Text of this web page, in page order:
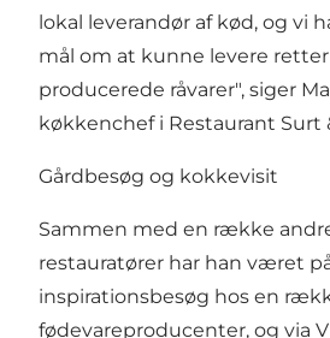
lokal leverandør af kød, og vi
mål om at kunne levere retter
producerede råvarer", siger
køkkenchef i Restaurant Surt
Gårdbesøg og kokkevisit
Sammen med en række
restauratører har han været
inspirationsbesøg hos en
fødevareproducenter, og via